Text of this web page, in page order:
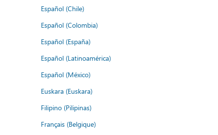
Español (Chile)
Español (Colombia)
Español (España)
Español (Latinoamérica)
Español (México)
Euskara (Euskara)
Filipino (Pilipinas)
Français (Belgique)